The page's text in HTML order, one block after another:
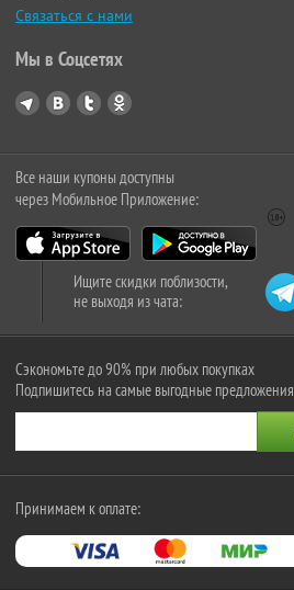
Связаться с нами
Мы в Соцсетях
Все наши купоны доступны
через Мобильное Приложение:
Ищите скидки поблизости,
не выходя из чата:
Сэкономьте до 90% при любых покупках
Подпишитесь на самые выгодные предложения
Принимаем к оплате: